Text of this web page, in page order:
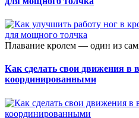
Плавание кролем — один из
Как сделать свои движения в
координированными